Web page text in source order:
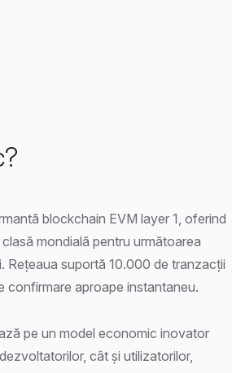
blockchain EVM layer 1, oferind
mondială pentru următoarea
Rețeaua suportă 10.000 de tranzacții
confirmare aproape instantaneu.
pe un model economic inovator
cât și utilizatorilor,